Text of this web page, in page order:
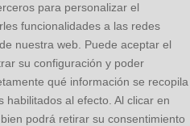
para personalizar el
funcionalidades a las redes
nuestra web. Puede aceptar el
su configuración y poder
qué información se recopila
habilitados al efecto. Al clicar en
podrá retirar su consentimiento